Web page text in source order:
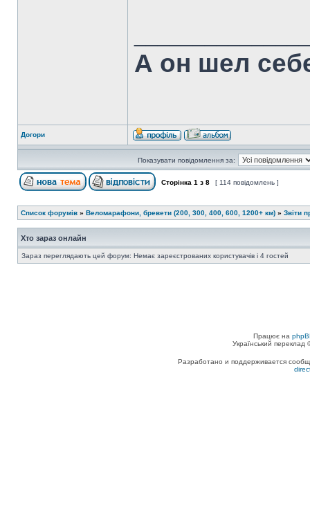
А он шел
Догори
Показувати повідомлення за:
Сторінка 1 з 8 [ 114 повідомлень ]
Список форумів » Веломарафони, бревети (200, 300, 400, 600, 1200+ км) » Звіти
Хто зараз онлайн
Зараз переглядають цей форум: Немає зареєстрованих користувачів і 4 гостей
Працює на
Український
Разработано и поддерживается